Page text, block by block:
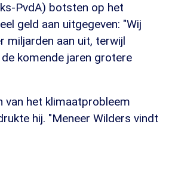
PvdA) botsten op het
geld aan uitgegeven: "Wij
miljarden aan uit, terwijl
komende jaren grotere
van het klimaatprobleem
hij. "Meneer Wilders vindt